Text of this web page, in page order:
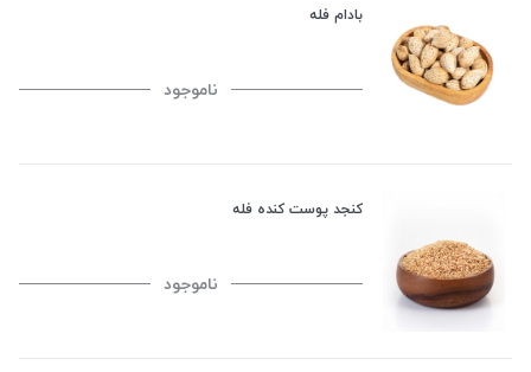
بادام فله
ناموجود
کنجد پوست کنده فله
ناموجود